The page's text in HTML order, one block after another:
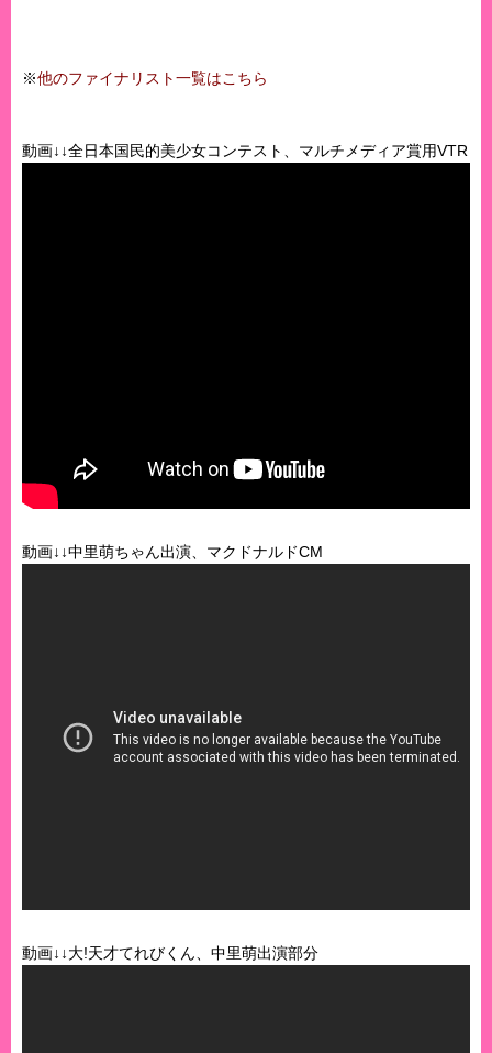
※他のファイナリスト一覧はこちら
動画↓↓全日本国民的美少女コンテスト、マルチメディア賞用VTR
動画↓↓中里萌ちゃん出演、マクドナルドCM
動画↓↓大!天才てれびくん、中里萌出演部分